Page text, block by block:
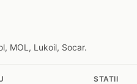
MOL, Lukoil, Socar.
STATII